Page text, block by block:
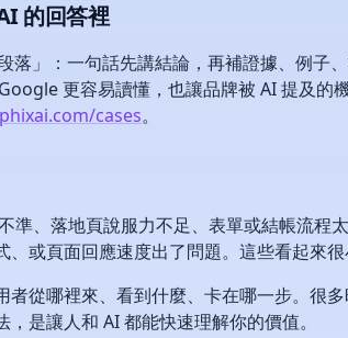
的回答裡
」：一句話先講結論，再補證據、例子
更容易讀懂，也讓品牌被 AI 提及的
cases。
、落地頁說服力不足、表單或結帳流程
或頁面回應速度出了問題。這些看起來很
從哪裡來、看到什麼、卡在哪一步。很
是讓人和 AI 都能快速理解你的價值。